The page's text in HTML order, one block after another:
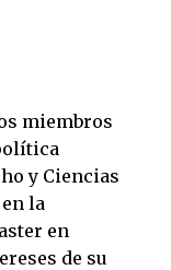
miembros
y Ciencias
la
en
de su